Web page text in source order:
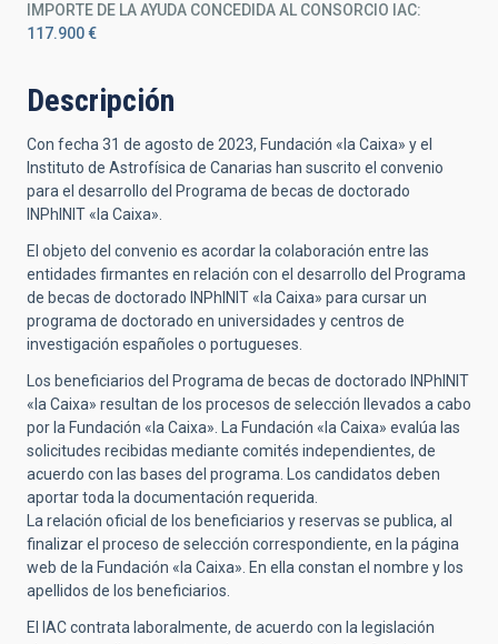
IMPORTE DE LA AYUDA CONCEDIDA AL CONSORCIO IAC
117.900 €
Descripción
Con fecha 31 de agosto de 2023, Fundación «la Caixa» y el
Instituto de Astrofísica de Canarias han suscrito el convenio
para el desarrollo del Programa de becas de doctorado
INPhINIT «la Caixa».
El objeto del convenio es acordar la colaboración entre las
entidades firmantes en relación con el desarrollo del Programa
de becas de doctorado INPhINIT «la Caixa» para cursar un
programa de doctorado en universidades y centros de
investigación españoles o portugueses.
Los beneficiarios del Programa de becas de doctorado INPhINIT
«la Caixa» resultan de los procesos de selección llevados a cabo
por la Fundación «la Caixa». La Fundación «la Caixa» evalúa las
solicitudes recibidas mediante comités independientes, de
acuerdo con las bases del programa. Los candidatos deben
aportar toda la documentación requerida.
La relación oficial de los beneficiarios y reservas se publica, al
finalizar el proceso de selección correspondiente, en la página
web de la Fundación «la Caixa». En ella constan el nombre y los
apellidos de los beneficiarios.
El IAC contrata laboralmente, de acuerdo con la legislación